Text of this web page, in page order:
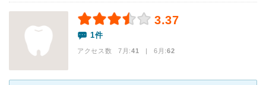
3.37
1件
アクセス数 7月:41 | 6月:62